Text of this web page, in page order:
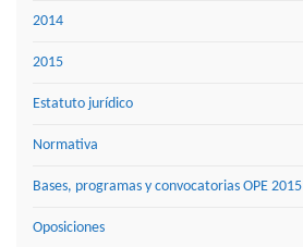
2014
2015
Estatuto jurídico
Normativa
Bases, programas y convocatorias OPE 2015
Oposiciones